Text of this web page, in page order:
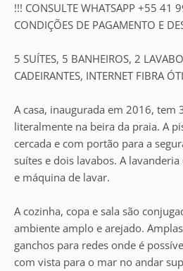
!!! CONSULTE WHATSAPP +55 41
CONDIÇÕES DE PAGAMENTO E
5 SUÍTES, 5 BANHEIROS, 2
CADEIRANTES, INTERNET FIBRA
A casa, inaugurada em 2016, tem
literalmente na beira da praia. A
cercada e com portão para a
suítes e dois lavabos. A
e máquina de lavar.
A cozinha, copa e sala são
ambiente amplo e arejado.
ganchos para redes onde é
com vista para o mar no andar